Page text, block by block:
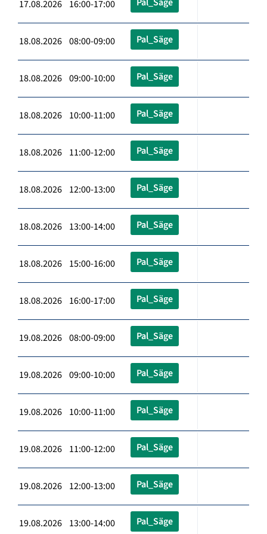
17.08.2026 16:00-17:00
18.08.2026 08:00-09:00 Pal_Säge
18.08.2026 09:00-10:00 Pal_Säge
18.08.2026 10:00-11:00 Pal_Säge
18.08.2026 11:00-12:00 Pal_Säge
18.08.2026 12:00-13:00 Pal_Säge
18.08.2026 13:00-14:00 Pal_Säge
18.08.2026 15:00-16:00 Pal_Säge
18.08.2026 16:00-17:00 Pal_Säge
19.08.2026 08:00-09:00 Pal_Säge
19.08.2026 09:00-10:00 Pal_Säge
19.08.2026 10:00-11:00 Pal_Säge
19.08.2026 11:00-12:00 Pal_Säge
19.08.2026 12:00-13:00 Pal_Säge
19.08.2026 13:00-14:00 Pal_Säge